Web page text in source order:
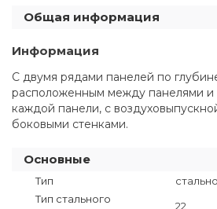
Общая информация
Информация
С двумя рядами панелей по
расположенным между панелями и
каждой панели, с
боковыми стенками.
Основные
Тип
Тип стального
22